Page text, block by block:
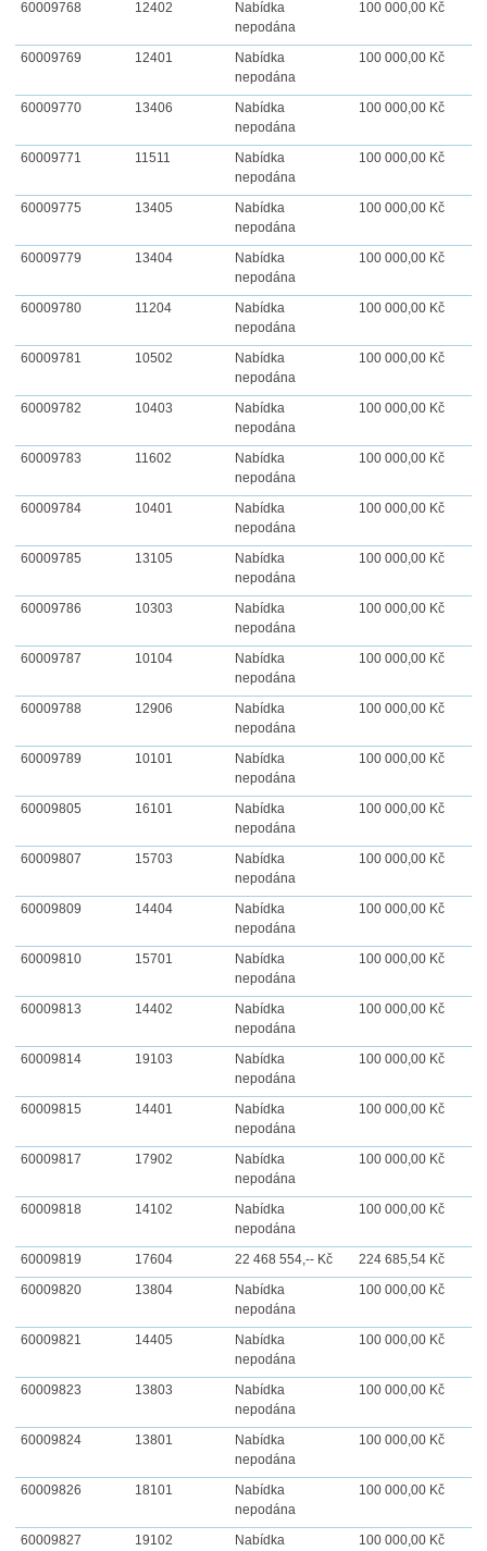
60009768 12402
Nabídka
nepodána
100 000,00 Kč
60009769 12401
Nabídka
nepodána
100 000,00 Kč
60009770 13406
Nabídka
nepodána
100 000,00 Kč
60009771 11511
Nabídka
nepodána
100 000,00 Kč
60009775 13405
Nabídka
nepodána
100 000,00 Kč
60009779 13404
Nabídka
nepodána
100 000,00 Kč
60009780 11204
Nabídka
nepodána
100 000,00 Kč
60009781 10502
Nabídka
nepodána
100 000,00 Kč
60009782 10403
Nabídka
nepodána
100 000,00 Kč
60009783 11602
Nabídka
nepodána
100 000,00 Kč
60009784 10401
Nabídka
nepodána
100 000,00 Kč
60009785 13105
Nabídka
nepodána
100 000,00 Kč
60009786 10303
Nabídka
nepodána
100 000,00 Kč
60009787 10104
Nabídka
nepodána
100 000,00 Kč
60009788 12906
Nabídka
nepodána
100 000,00 Kč
60009789 10101
Nabídka
nepodána
100 000,00 Kč
60009805 16101
Nabídka
nepodána
100 000,00 Kč
60009807 15703
Nabídka
nepodána
100 000,00 Kč
60009809 14404
Nabídka
nepodána
100 000,00 Kč
60009810 15701
Nabídka
nepodána
100 000,00 Kč
60009813 14402
Nabídka
nepodána
100 000,00 Kč
60009814 19103
Nabídka
nepodána
100 000,00 Kč
60009815 14401
Nabídka
nepodána
100 000,00 Kč
60009817 17902
Nabídka
nepodána
100 000,00 Kč
60009818 14102
Nabídka
nepodána
100 000,00 Kč
60009819 17604 22 468 554,-- Kč
224 685,54 Kč
60009820
13804
Nabídka
nepodána
100 000,00 Kč
60009821 14405
Nabídka
nepodána
100 000,00 Kč
60009823 13803
Nabídka
nepodána
100 000,00 Kč
60009824 13801
Nabídka
nepodána
100 000,00 Kč
60009826 18101
Nabídka
nepodána
100 000,00 Kč
60009827 19102
Nabídka
100 000,00 Kč